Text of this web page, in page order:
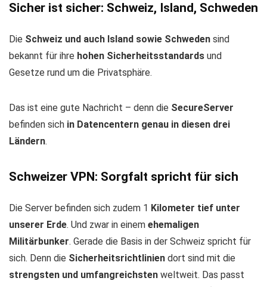
Sicher ist sicher: Schweiz, Island, Schweden
Die Schweiz und auch Island sowie Schweden sind
bekannt für ihre hohen Sicherheitsstandards und
Gesetze rund um die Privatsphäre.
Das ist eine gute Nachricht – denn die SecureServer
befinden sich in Datencentern genau in diesen drei
Ländern.
Schweizer VPN: Sorgfalt spricht für sich
Die Server befinden sich zudem 1 Kilometer tief unter
unserer Erde. Und zwar in einem ehemaligen
Militärbunker. Gerade die Basis in der Schweiz spricht für
sich. Denn die Sicherheitsrichtlinien dort sind mit die
strengsten und umfangreichsten weltweit. Das passt